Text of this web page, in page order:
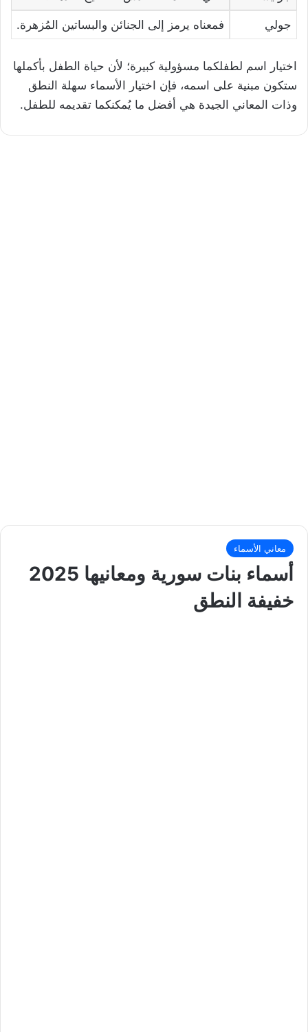
جولي فمعناه يرمز إلى الجنائن والبساتين المُزهرة.
اختيار اسم لطفلكما مسؤولية كبيرة؛ لأن حياة الطفل بأكملها
ستكون مبنية على اسمه، فإن اختيار الأسماء سهلة النطق
وذات المعاني الجيدة هي أفضل ما يُمكنكما تقديمه للطفل.